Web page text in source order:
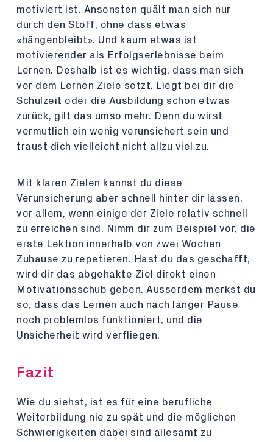
motiviert ist. Ansonsten quält man sich nur
durch den Stoff, ohne dass etwas
«hängenbleibt». Und kaum etwas ist
motivierender als Erfolgserlebnisse beim
Lernen. Deshalb ist es wichtig, dass man sich
vor dem Lernen Ziele setzt. Liegt bei dir die
Schulzeit oder die Ausbildung schon etwas
zurück, gilt das umso mehr. Denn du wirst
vermutlich ein wenig verunsichert sein und
traust dich vielleicht nicht allzu viel zu.
Mit klaren Zielen kannst du diese
Verunsicherung aber schnell hinter dir lassen,
vor allem, wenn einige der Ziele relativ schnell
zu erreichen sind. Nimm dir zum Beispiel vor, die
erste Lektion innerhalb von zwei Wochen
Zuhause zu repetieren. Hast du das geschafft,
wird dir das abgehakte Ziel direkt einen
Motivationsschub geben. Ausserdem merkst du
so, dass das Lernen auch nach langer Pause
noch problemlos funktioniert, und die
Unsicherheit wird verfliegen.
Fazit
Wie du siehst, ist es für eine berufliche
Weiterbildung nie zu spät und die möglichen
Schwierigkeiten dabei sind allesamt zu